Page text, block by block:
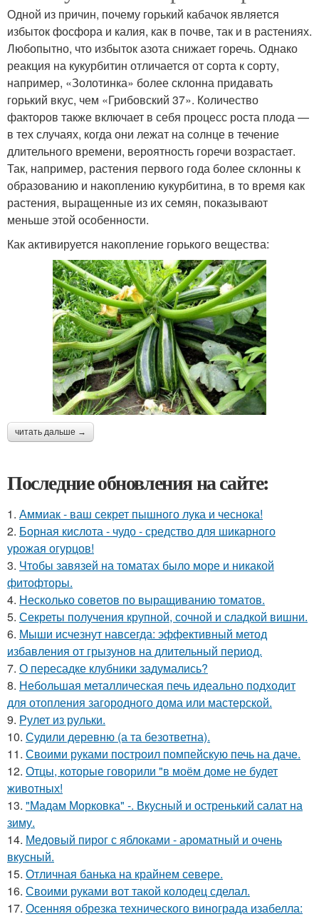
Одной из причин, почему горький кабачок является
избыток фосфора и калия, как в почве, так и в растениях.
Любопытно, что избыток азота снижает горечь. Однако
реакция на кукурбитин отличается от сорта к сорту,
например, «Золотинка» более склонна придавать
горький вкус, чем «Грибовский 37». Количество
факторов также включает в себя процесс роста плода —
в тех случаях, когда они лежат на солнце в течение
длительного времени, вероятность горечи возрастает.
Так, например, растения первого года более склонны к
образованию и накоплению кукурбитина, в то время как
растения, выращенные из их семян, показывают
меньше этой особенности.
Как активируется накопление горького вещества:
читать дальше →
Последние обновления на сайте:
1. Аммиак - ваш секрет пышного лука и чеснока!
2. Борная кислота - чудо - средство для шикарного
урожая огурцов!
3. Чтобы завязей на томатах было море и никакой
фитофторы.
4. Несколько советов по выращиванию томатов.
5. Секреты получения крупной, сочной и сладкой вишни.
6. Мыши исчезнут навсегда: эффективный метод
избавления от грызунов на длительный период.
7. О пересадке клубники задумались?
8. Небольшая металлическая печь идеально подходит
для отопления загородного дома или мастерской.
9. Рулет из рульки.
10. Судили деревню (а та безответна).
11. Своими руками построил помпейскую печь на даче.
12. Отцы, которые говорили "в моём доме не будет
животных!
13. "Мадам Морковка" -. Вкусный и остренький салат на
зиму.
14. Медовый пирог с яблоками - ароматный и очень
вкусный.
15. Отличная банька на крайнем севере.
16. Своими руками вот такой колодец сделал.
17. Осенняя обрезка технического винограда изабелла: